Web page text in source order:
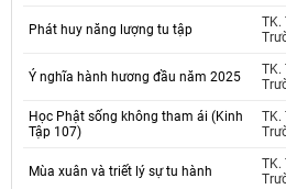
Phát huy năng lượng tu tập
TK.
Ý nghĩa hành hương đầu năm 2025
TK.
Học Phật sống không tham ái (Kinh
Tập 107)
TK.
Mùa xuân và triết lý sự tu hành
TK.